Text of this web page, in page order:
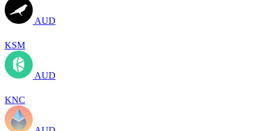
AUD
KSM
AUD
KNC